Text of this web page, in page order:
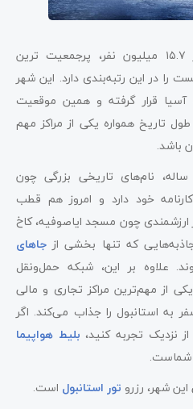
پرجمعیت ترین
را در این رتبه‌بندی دارد. این شهر
آسیا قرار گرفته و همین موقعیت
تاریخ همواره یکی از مراکز مهم
باشد.
نام‌های تاریخی بزرگی چون
خود دارد و امروز هم قطب
ارزشمندی چون مسجد ایاصوفیه، کاخ
که تنها بخشی از جاهای
علاوه بر این، شبکه حمل‌ونقل
از مهم‌ترین مراکز تجاری و مالی
به استانبول را جذاب می‌کند. اگر
نزدیک تجربه کنید، بلیط هواپیما
شماست.
شهر، رزرو تور استانبول است.